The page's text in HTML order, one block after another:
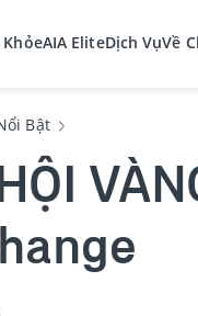
KhỏeAIA EliteDịch VụVề
Bật